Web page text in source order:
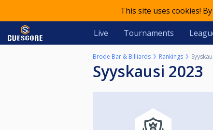
This site uses cookies!
Live Tournaments
Brode Bar & Billiards Rankings
Syyskausi 2023